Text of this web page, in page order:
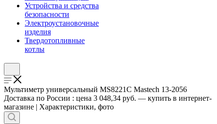
Устройства и средства
безопасности
Электроустановочные
изделия
Твердотопливные
котлы
Мультиметр универсальный MS8221C Mastech 13-2056
Доставка по России : цена 3 048,34 руб. — купить в интернет-
магазине | Характеристики, фото